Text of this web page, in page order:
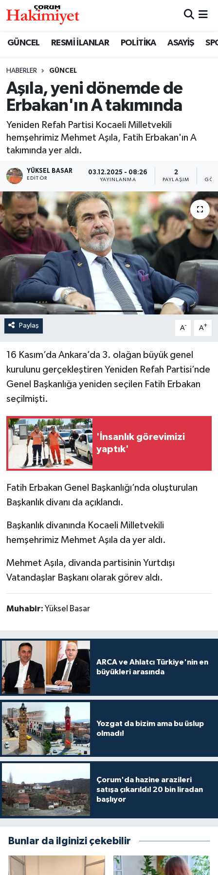
GÜNCEL RESMİ İLANLAR POLİTİKA ASAYİŞ
HABERLER GÜNCEL
Aşıla, yeni dönemde de
Erbakan'ın A takımında
Yeniden Refah Partisi Kocaeli Milletvekili
hemşehrimiz Mehmet Aşıla, Fatih Erbakan'ın A
takımında yer aldı.
YÜKSEL BASAR
EDITÖR
03.12.2025 - 08:26
YAYINLANMA
2
PAYLAŞIM
Paylaş A- A+
16 Kasım’da Ankara’da 3. olağan büyük genel
kurulunu gerçekleştiren Yeniden Refah Partisi’nde
Genel Başkanlığa yeniden seçilen Fatih Erbakan
seçilmişti.
'İnsanlık görevimizi
yaptık'
Fatih Erbakan Genel Başkanlığı’nda oluşturulan
Başkanlık divanı da açıklandı.
Başkanlık divanında Kocaeli Milletvekili
hemşehrimiz Mehmet Aşıla da yer aldı.
Mehmet Aşıla, divanda partisinin Yurtdışı
Vatandaşlar Başkanı olarak görev aldı.
Muhabir: Yüksel Basar
ARCA ve Ahlatcı Türkiye'nin en
büyükleri arasında
Yozgat da bizim ama bu üslup
olmadı!
Çorum'da hazine arazileri
satışa çıkarıldı! 20 bin liradan
başlıyor
Bunlar da ilginizi çekebilir
SAĞLIK
ASAYİŞ
EKONOMİ
EĞİTİM
İLÇELER
OTOPARK
TEKNOLOJİ
Nöbetçi Eczaneler
Çorum Namaz Vakitleri
Trafik Durumu
Süper Lig Puan Durumu ve Fikstür
Haber Arşivi